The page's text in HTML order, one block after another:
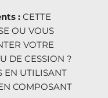
: CETTE
OU VOUS
VOTRE
DE CESSION ?
EN UTILISANT
COMPOSANT